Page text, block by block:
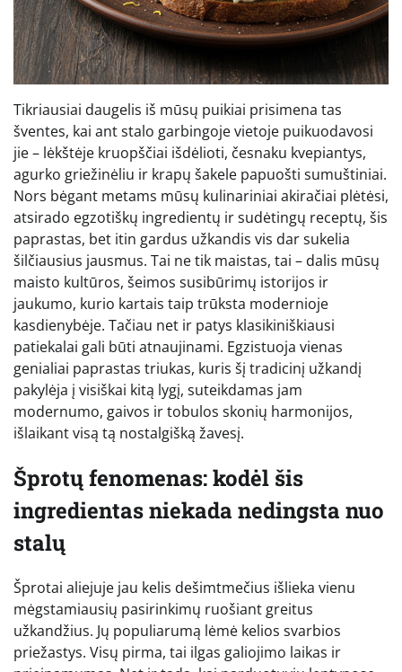
Tikriausiai daugelis iš mūsų puikiai prisimena tas
šventes, kai ant stalo garbingoje vietoje puikuodavosi
jie – lėkštėje kruopščiai išdėlioti, česnaku kvepiantys,
agurko griežinėliu ir krapų šakele papuošti sumuštiniai.
Nors bėgant metams mūsų kulinariniai akiračiai plėtėsi,
atsirado egzotiškų ingredientų ir sudėtingų receptų, šis
paprastas, bet itin gardus užkandis vis dar sukelia
šilčiausius jausmus. Tai ne tik maistas, tai – dalis mūsų
maisto kultūros, šeimos susibūrimų istorijos ir
jaukumo, kurio kartais taip trūksta modernioje
kasdienybėje. Tačiau net ir patys klasikiniškiausi
patiekalai gali būti atnaujinami. Egzistuoja vienas
genialiai paprastas triukas, kuris šį tradicinį užkandį
pakylėja į visiškai kitą lygį, suteikdamas jam
modernumo, gaivos ir tobulos skonių harmonijos,
išlaikant visą tą nostalgišką žavesį.
Šprotų fenomenas: kodėl šis
ingredientas niekada nedingsta nuo
stalų
Šprotai aliejuje jau kelis dešimtmečius išlieka vienu
mėgstamiausių pasirinkimų ruošiant greitus
užkandžius. Jų populiarumą lėmė kelios svarbios
priežastys. Visų pirma, tai ilgas galiojimo laikas ir